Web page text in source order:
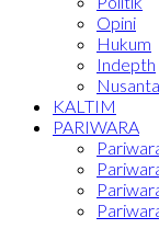
Opini
Hukum
Indepth
KALTIM
PARIWARA